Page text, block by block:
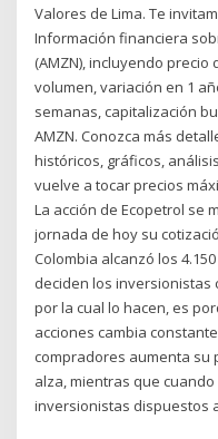
Valores de Lima. Te
Información financiera
(AMZN), incluyendo
volumen, variación en 1
semanas, capitalización
AMZN. Conozca más
históricos, gráficos,
vuelve a tocar precios
La acción de Ecopetrol se
jornada de hoy su
Colombia alcanzó los
deciden los inversionistas
por la cual lo hacen, es
acciones cambia
compradores aumenta su
alza, mientras que
inversionistas dispuestos